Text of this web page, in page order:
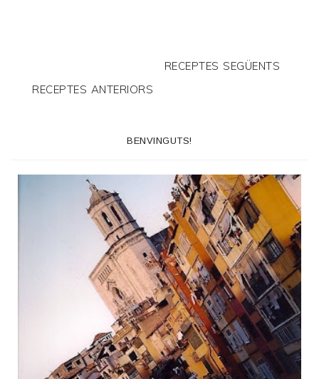
RECEPTES SEGÜENTS
RECEPTES ANTERIORS
BENVINGUTS!